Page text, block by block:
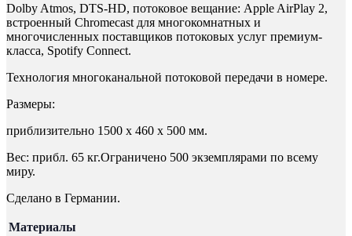
Dolby Atmos, DTS-HD, потоковое вещание: Apple AirPlay 2,
встроенный Chromecast для многокомнатных и
многочисленных поставщиков потоковых услуг премиум-
класса, Spotify Connect.
Технология многоканальной потоковой передачи в номере.
Размеры:
приблизительно 1500 x 460 x 500 мм.
Вес: прибл. 65 кг.Ограничено 500 экземплярами по всему
миру.
Сделано в Германии.
Материалы